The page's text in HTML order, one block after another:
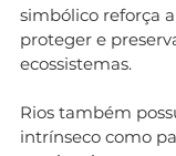
simbólico reforça
proteger e
ecossistemas.
Rios também
intrínseco como